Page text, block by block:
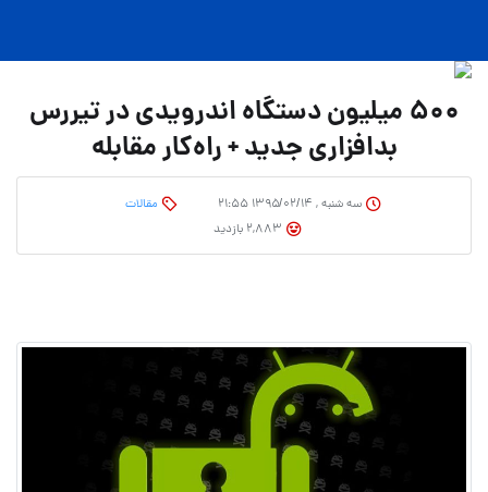
500 میلیون دستگاه اندرویدی در تیررس
بدافزاری جدید + راه‌کار مقابله
سه شنبه , ۱۳۹۵/۰۲/۱۴ ۲۱:۵۵
مقالات